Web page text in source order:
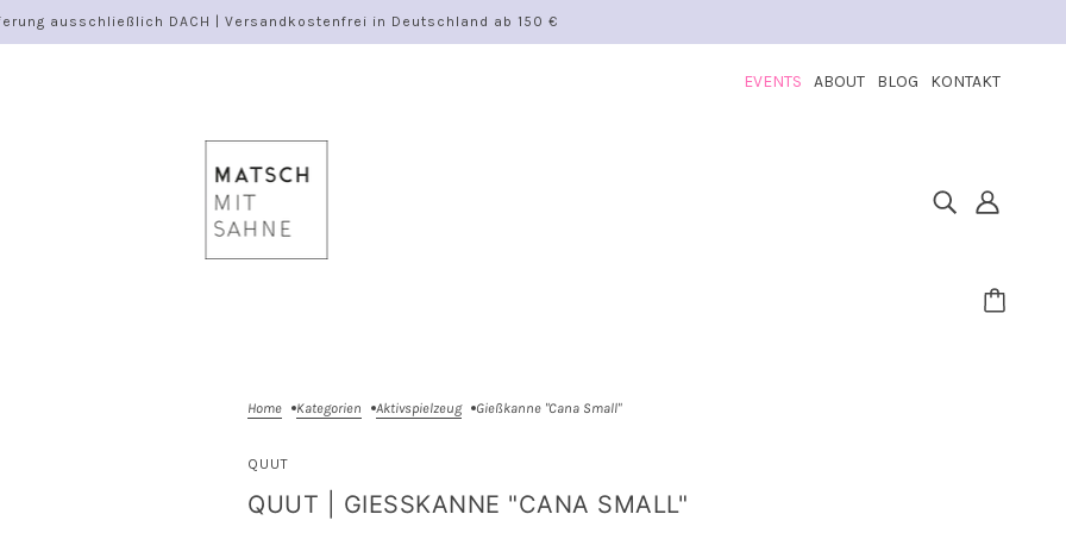
ausschließlich DACH | Versandkostenfrei in Deutschland ab 150 €
EVENTS ABOUT BLOG KONTAKT
Home Kategorien Aktivspielzeug Gießkanne "Cana Small"
QUUT
QUUT | GIESSKANNE "CANA SMALL"